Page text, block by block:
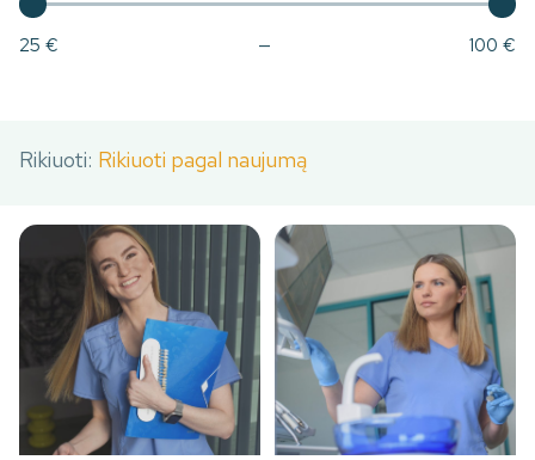
25 € — 100 €
Rikiuoti: Rikiuoti pagal naujumą